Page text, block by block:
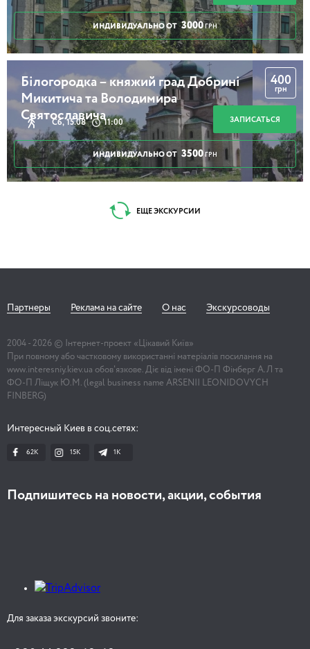
ИНДИВИДУАЛЬНО ОТ 3000 ГРН
Білогородка – княжий град Добрині
Микитича та Володимира
Святославича
Сб, 15.08 11:00
400
грн
ЗАПИСАТЬСЯ
ИНДИВИДУАЛЬНО ОТ 3500 ГРН
ЕЩЕ ЭКСКУРСИИ
Партнеры Реклама на сайте О нас Экскурсоводы
2004 - 2026 © Інтернет-проект «Цікавий Київ»
При повному або частковому використанні матеріалів посилання на
www.interesniy.kiev.ua обов'язкове. Діє від імені ФО-П Фінберг А.Л та
ФО-П Ліщук Ю.М. (legal business name ARSENII LEONIDOVYCH
FINBERG)
Интересный Киев в соц.сетях:
62K 15K 1К
Подпишитесь на новости, акции, события
Для заказа экскурсий звоните: